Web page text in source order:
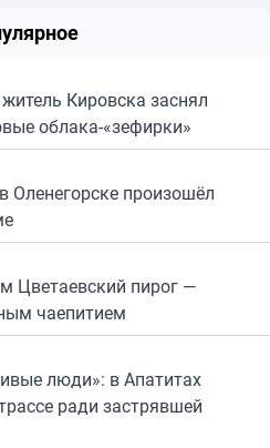
Кировска заснял
облака-«зефирки»
Оленегорске произошёл
Цветаевский пирог —
чаепитием
люди»: в Апатитах
ради застрявшей